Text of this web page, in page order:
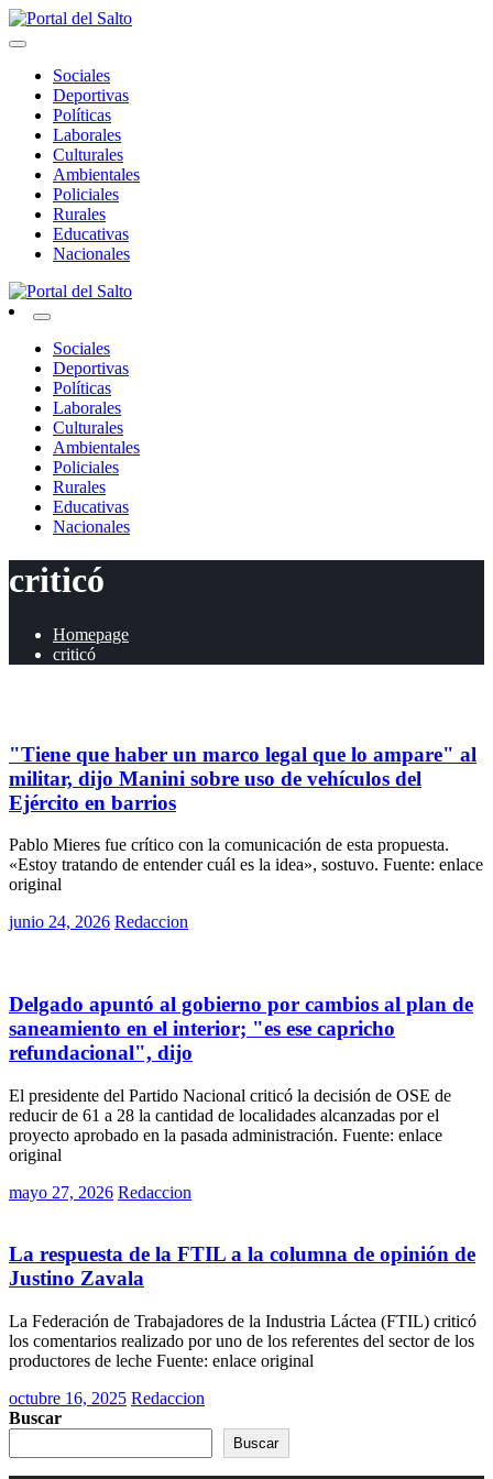
Skip
to
Portal del Salto
Sociales
Deportivas
Políticas
Laborales
Culturales
Ambientales
Policiales
Rurales
Educativas
Nacionales
Portal del Salto
Sociales
Deportivas
Políticas
Laborales
Culturales
Ambientales
Policiales
Rurales
Educativas
Nacionales
criticó
Homepage
criticó
"Tiene que haber un marco legal que lo ampare" al
militar, dijo Manini sobre uso de vehículos del
Ejército en barrios
Pablo Mieres fue crítico con la comunicación de esta propuesta.
«Estoy tratando de entender cuál es la idea», sostuvo. Fuente: enlace
original
Posted
junio 24, 2026 Redaccion
Delgado apuntó al gobierno por cambios al plan de
saneamiento en el interior; "es ese capricho
refundacional", dijo
El presidente del Partido Nacional criticó la decisión de OSE de
reducir de 61 a 28 la cantidad de localidades alcanzadas por el
proyecto aprobado en la pasada administración. Fuente: enlace
original
Posted
mayo 27, 2026 Redaccion
La respuesta de la FTIL a la columna de opinión de
Justino Zavala
La Federación de Trabajadores de la Industria Láctea (FTIL) criticó
los comentarios realizado por uno de los referentes del sector de los
productores de leche Fuente: enlace original
Posted
on
octubre 16, 2025 Redaccion
Buscar
Buscar